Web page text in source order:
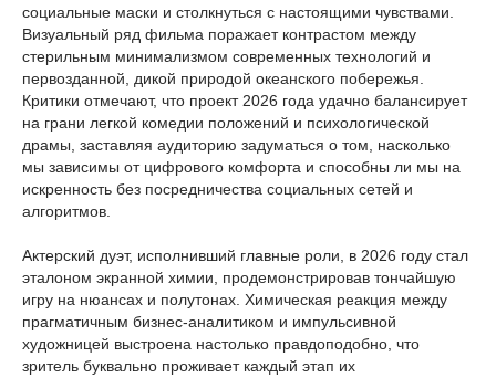
социальные маски и столкнуться с настоящими чувствами.
Визуальный ряд фильма поражает контрастом между
стерильным минимализмом современных технологий и
первозданной, дикой природой океанского побережья.
Критики отмечают, что проект 2026 года удачно балансирует
на грани легкой комедии положений и психологической
драмы, заставляя аудиторию задуматься о том, насколько
мы зависимы от цифрового комфорта и способны ли мы на
искренность без посредничества социальных сетей и
алгоритмов.
Актерский дуэт, исполнивший главные роли, в 2026 году стал
эталоном экранной химии, продемонстрировав тончайшую
игру на нюансах и полутонах. Химическая реакция между
прагматичным бизнес-аналитиком и импульсивной
художницей выстроена настолько правдоподобно, что
зритель буквально проживает каждый этап их